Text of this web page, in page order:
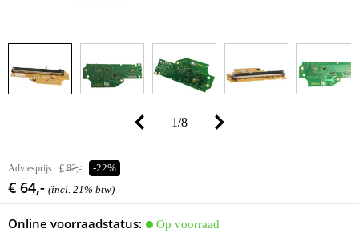
1/8
Adviesprijs € 82,- -22%
€ 64,- (incl. 21% btw)
Online voorraadstatus:
Op voorraad